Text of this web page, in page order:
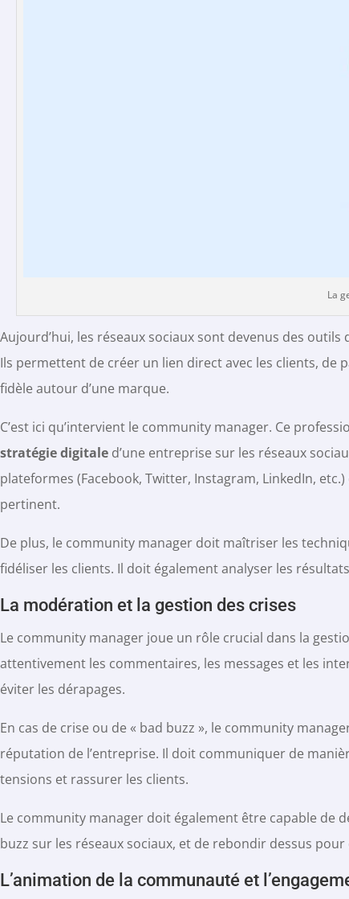
La
Aujourd’hui, les réseaux sociaux sont devenus des
Ils permettent de créer un lien direct avec les clients, de
fidèle autour d’une marque.
C’est ici qu’intervient le community manager. Ce
stratégie digitale d’une entreprise sur les réseaux
plateformes (Facebook, Twitter, Instagram, LinkedIn,
pertinent.
De plus, le community manager doit maîtriser les
fidéliser les clients. Il doit également analyser les
La modération et la gestion des crises
Le community manager joue un rôle crucial dans la
attentivement les commentaires, les messages et les
éviter les dérapages.
En cas de crise ou de « bad buzz », le community
réputation de l’entreprise. Il doit communiquer de
tensions et rassurer les clients.
Le community manager doit également être capable
buzz sur les réseaux sociaux, et de rebondir dessus
L’animation de la communauté et